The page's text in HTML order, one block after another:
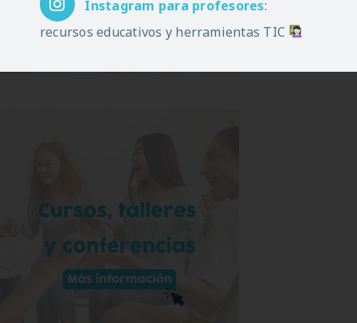
Instagram para profesores:
recursos educativos y herramientas TIC